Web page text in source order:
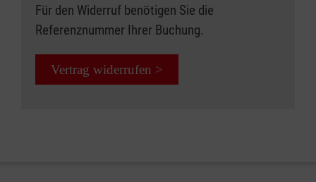
Für den Widerruf benötigen Sie die
Referenznummer Ihrer Buchung.
Vertrag widerrufen >